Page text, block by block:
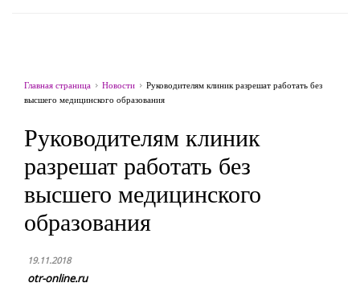
Главная страница Новости
Руководителям клиник разрешат работать без
высшего медицинского образования
Руководителям клиник
разрешат работать без
высшего медицинского
образования
19.11.2018
otr-online.ru